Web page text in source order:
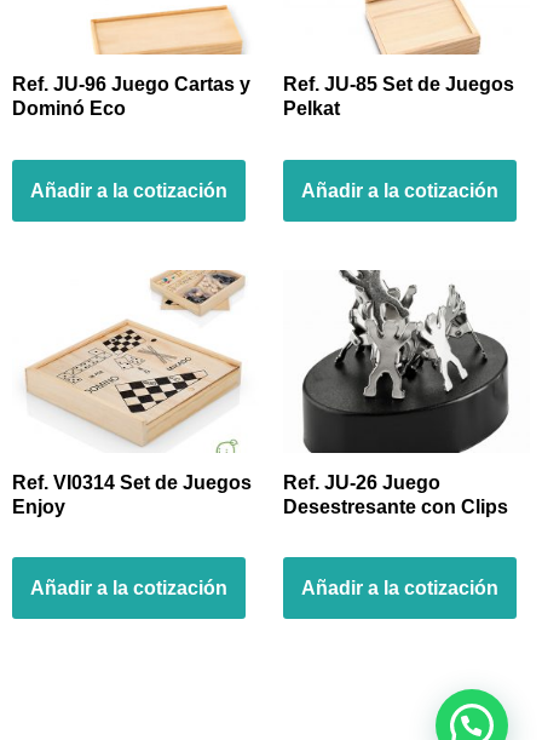
Ref. JU-96 Juego Cartas y
Dominó Eco
Añadir a la cotización
Ref. JU-85 Set de Juegos
Pelkat
Añadir a la cotización
Ref. VI0314 Set de Juegos
Enjoy
Añadir a la cotización
Ref. JU-26 Juego
Desestresante con Clips
Añadir a la cotización